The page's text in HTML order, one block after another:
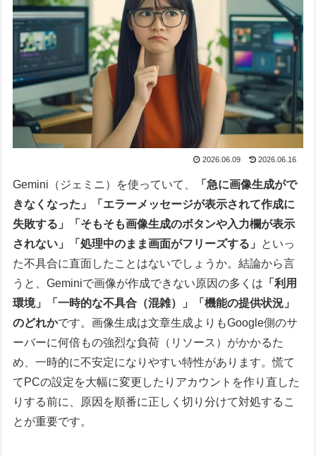
2026.06.09 2026.06.16
Gemini（ジェミニ）を使っていて、
「急に画像生成がで
きなくなった」「エラーメッセージが表示されて作成に
失敗する」「そもそも画像生成のボタンや入力欄が表示
されない」「処理中のまま画面がフリーズする」
といっ
た不具合に直面したことはないでしょうか。結論から言
うと、Geminiで画像が作成できない原因の多くは 「利用
環境」「一時的な不具合（混雑）」「機能の提供状況」
のどれかです。画像生成は文章生成よりもGoogle側のサ
ーバーに何倍もの強烈な負荷（リソース）がかかるた
め、一時的に不安定になりやすい特性があります。慌て
てPCの設定を大幅に変更したりアカウントを作り直した
りする前に、原因を順番に正しく切り分けて対処するこ
とが重要です。